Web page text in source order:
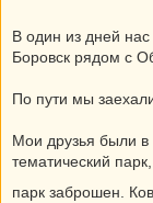
В один из дней нас
Боровск рядом с
По пути мы
Мои друзья были в
тематический
парк заброшен.